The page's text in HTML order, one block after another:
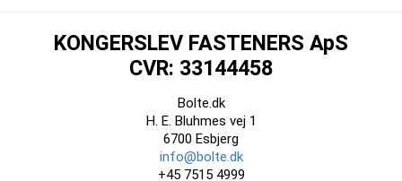
KONGERSLEV FASTENERS ApS
CVR: 33144458
Bolte.dk
H. E. Bluhmes vej 1
6700 Esbjerg
info@bolte.dk
+45 7515 4999